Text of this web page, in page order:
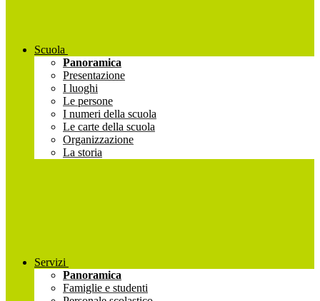
Scuola
Panoramica
Presentazione
I luoghi
Le persone
I numeri della scuola
Le carte della scuola
Organizzazione
La storia
Servizi
Panoramica
Famiglie e studenti